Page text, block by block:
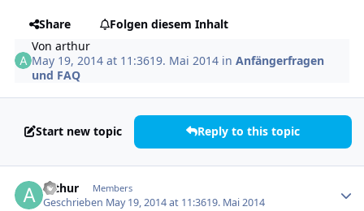
Share
Folgen diesem Inhalt
Vonarthur
May 19, 2014 at 11:3619. Mai 2014 inAnfängerfragen
und FAQ
Start new topic Reply to this topic
arthur Members
Geschrieben May 19, 2014 at 11:3619. Mai 2014